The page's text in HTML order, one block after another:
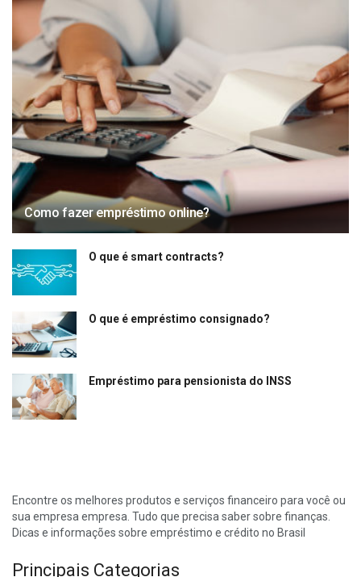
Como fazer empréstimo online?
O que é smart contracts?
O que é empréstimo consignado?
Empréstimo para pensionista do INSS
Encontre os melhores produtos e serviços financeiro para você ou
sua empresa empresa. Tudo que precisa saber sobre finanças.
Dicas e informações sobre empréstimo e crédito no Brasil
Principais Categorias